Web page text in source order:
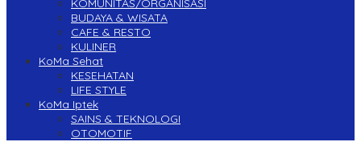
KOMUNITAS/ORGANISASI
BUDAYA & WISATA
CAFE & RESTO
KULINER
KoMa Sehat
KESEHATAN
LIFE STYLE
KoMa Iptek
SAINS & TEKNOLOGI
OTOMOTIF